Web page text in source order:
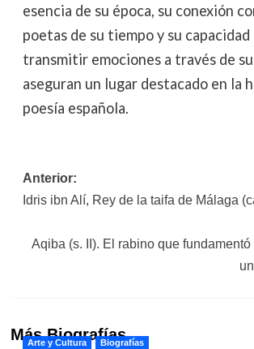
esencia de su época, su conexión
poetas de su tiempo y su capacidad
transmitir emociones a través de
aseguran un lugar destacado en la
poesía española.
Navegación
de
entradas
Anterior:
Idris ibn Alí, Rey de la taifa de Málaga
Aqiba (s. II). El rabino que
Más Biografías
Arte y Cultura Biografías